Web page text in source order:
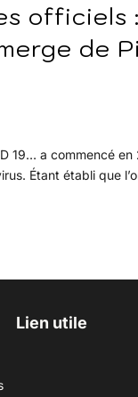
officiels
de
19… a commencé
Étant établi que
Lien utile